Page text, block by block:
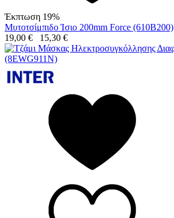
Έκπτωση 19%
Μυτοτσίμπιδο Ίσιο 200mm Force (610B200)
19,00 € 15,30 €